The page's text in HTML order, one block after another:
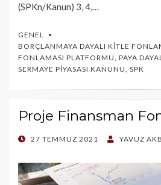
(SPKn/Kanun) 3, 4,…
GENEL
BORÇLANMAYA DAYALI KITLE
FONLAMASI PLATFORMU, PAYA
SERMAYE PIYASASI KANUNU, SPK
Proje Finansman
POSTED
27 TEMMUZ 2021 YAVUZ